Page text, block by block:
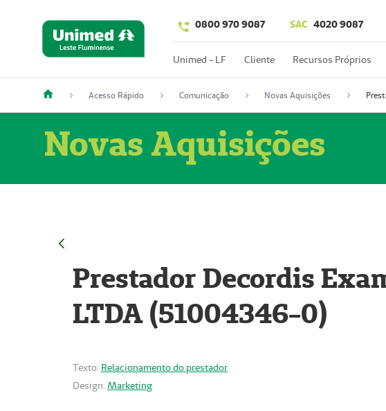
0800 970 9087 SAC 4020 9087
Unimed - LF Cliente Recursos Próprios
Acesso Rápido Comunicação Novas Aquisições
Novas Aquisições
Prestador Decordis
LTDA (51004346-0)
Texto: Relacionamento do prestador
Design: Marketing